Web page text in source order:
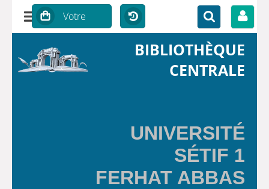
BIBLIOTHÈQUE
CENTRALE
UNIVERSITÉ
SÉTIF 1
FERHAT ABBAS